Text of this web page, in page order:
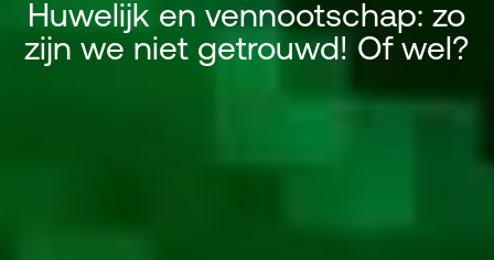
Huwelijk en vennootschap: zo
zijn we niet getrouwd! Of wel?
Huwelijk en vennootschap: zo